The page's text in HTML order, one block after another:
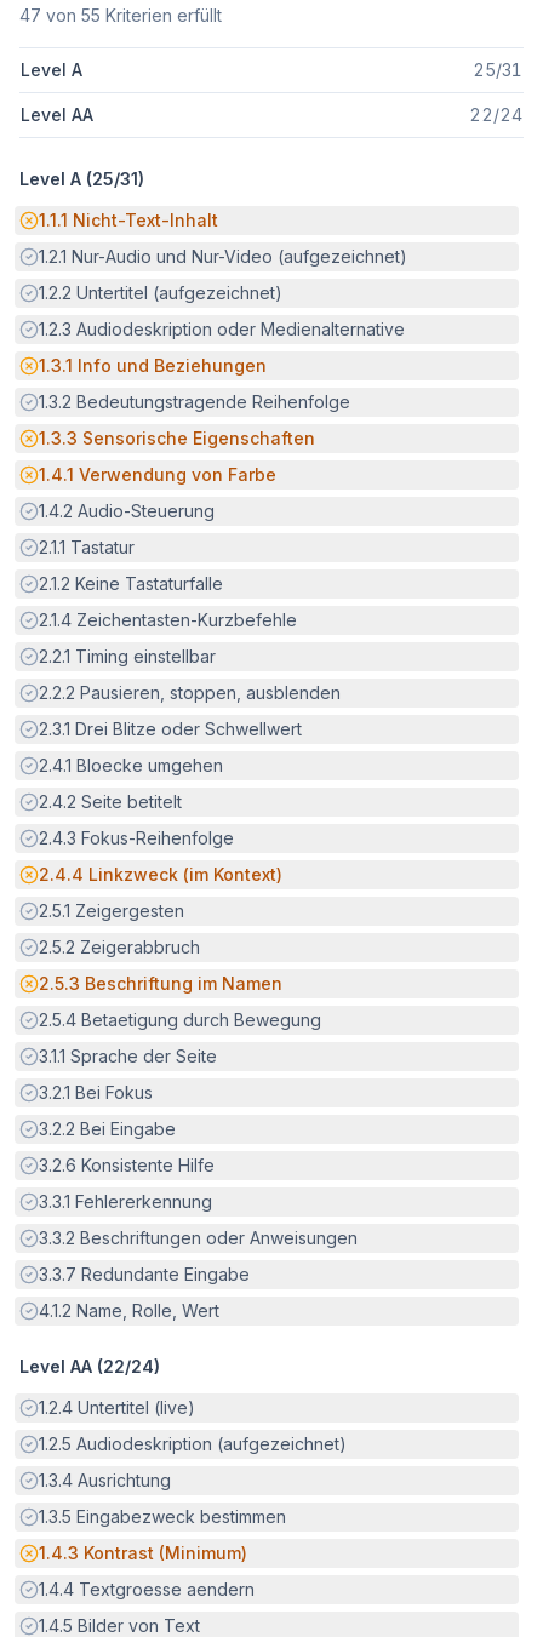
47 von 55 Kriterien erfüllt
Level A 25/31
Level AA 22/24
Level A (25/31)
Potenzielle Barriere:
1.1.1 Nicht-Text-Inhalt
Erfüllt:
1.2.1 Nur-Audio und Nur-Video (aufgezeichnet)
Erfüllt:
1.2.2 Untertitel (aufgezeichnet)
Erfüllt:
1.2.3 Audiodeskription oder Medienalternative
Potenzielle Barriere:
1.3.1 Info und Beziehungen
Erfüllt:
1.3.2 Bedeutungstragende Reihenfolge
Potenzielle Barriere:
1.3.3 Sensorische Eigenschaften
Potenzielle Barriere:
1.4.1 Verwendung von Farbe
Erfüllt:
1.4.2 Audio-Steuerung
Erfüllt:
2.1.1 Tastatur
Erfüllt:
2.1.2 Keine Tastaturfalle
Erfüllt:
2.1.4 Zeichentasten-Kurzbefehle
Erfüllt:
2.2.1 Timing einstellbar
Erfüllt:
2.2.2 Pausieren, stoppen, ausblenden
Erfüllt:
2.3.1 Drei Blitze oder Schwellwert
Erfüllt:
2.4.1 Bloecke umgehen
Erfüllt:
2.4.2 Seite betitelt
Erfüllt:
2.4.3 Fokus-Reihenfolge
Potenzielle Barriere:
2.4.4 Linkzweck (im Kontext)
Erfüllt:
2.5.1 Zeigergesten
Erfüllt:
2.5.2 Zeigerabbruch
Potenzielle Barriere:
2.5.3 Beschriftung im Namen
Erfüllt:
2.5.4 Betaetigung durch Bewegung
Erfüllt:
3.1.1 Sprache der Seite
Erfüllt:
3.2.1 Bei Fokus
Erfüllt:
3.2.2 Bei Eingabe
Erfüllt:
3.2.6 Konsistente Hilfe
Erfüllt:
3.3.1 Fehlererkennung
Erfüllt:
3.3.2 Beschriftungen oder Anweisungen
Erfüllt:
3.3.7 Redundante Eingabe
Erfüllt:
4.1.2 Name, Rolle, Wert
Level AA (22/24)
Erfüllt:
1.2.4 Untertitel (live)
Erfüllt:
1.2.5 Audiodeskription (aufgezeichnet)
Erfüllt:
1.3.4 Ausrichtung
Erfüllt:
1.3.5 Eingabezweck bestimmen
Potenzielle Barriere:
1.4.3 Kontrast (Minimum)
Erfüllt:
1.4.4 Textgroesse aendern
Erfüllt:
1.4.5 Bilder von Text